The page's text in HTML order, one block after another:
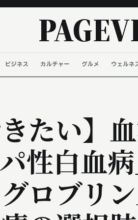
ビジネス カルチャー グルメ ウェルネ
きたい】
パ性白血
ロブリン